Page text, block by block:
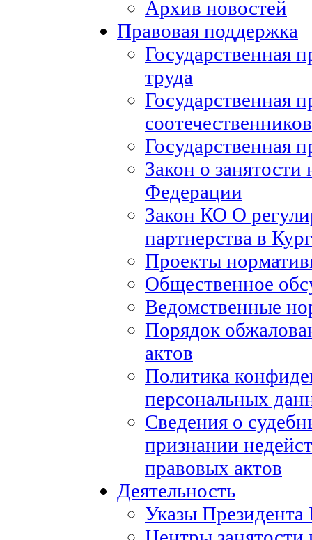
Архив новостей
Правовая поддержка
Государственная
труда
Государственная
соотечественников
Государственная
Закон о занятости
Федерации
Закон КО О
партнерства в
Проекты
Общественное
Ведомственные
Порядок
актов
Политика
персональных
Сведения о
признании
правовых актов
Деятельность
Указы